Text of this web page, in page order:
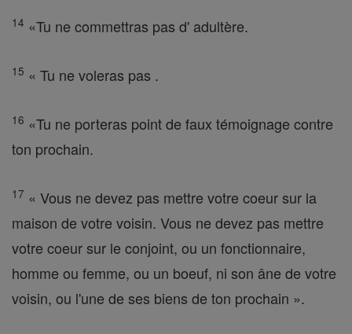
14 «Tu ne commettras pas d' adultère.
15 « Tu ne voleras pas .
16 «Tu ne porteras point de faux témoignage contre
ton prochain.
17 « Vous ne devez pas mettre votre coeur sur la
maison de votre voisin. Vous ne devez pas mettre
votre coeur sur le conjoint, ou un fonctionnaire,
homme ou femme, ou un boeuf, ni son âne de votre
voisin, ou l'une de ses biens de ton prochain ».